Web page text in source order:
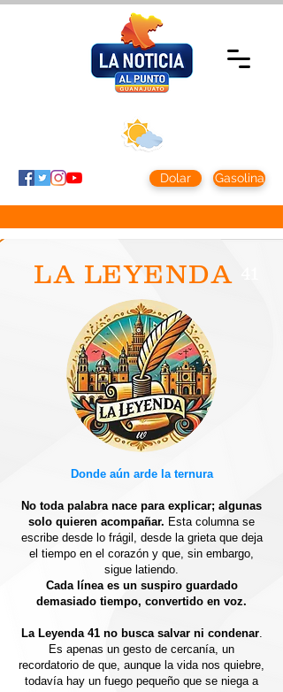
Dolar Gasolina
LA LEYENDA
Donde aún arde la ternura
No toda palabra nace para explicar; algunas
solo quieren acompañar. Esta columna se
escribe desde lo frágil, desde la grieta que deja
el tiempo en el corazón y que, sin embargo,
sigue latiendo.
Cada línea es un suspiro guardado
demasiado tiempo, convertido en voz.
La Leyenda 41 no busca salvar ni condenar.
Es apenas un gesto de cercanía, un
recordatorio de que, aunque la vida nos quiebre,
todavía hay un fuego pequeño que se niega a